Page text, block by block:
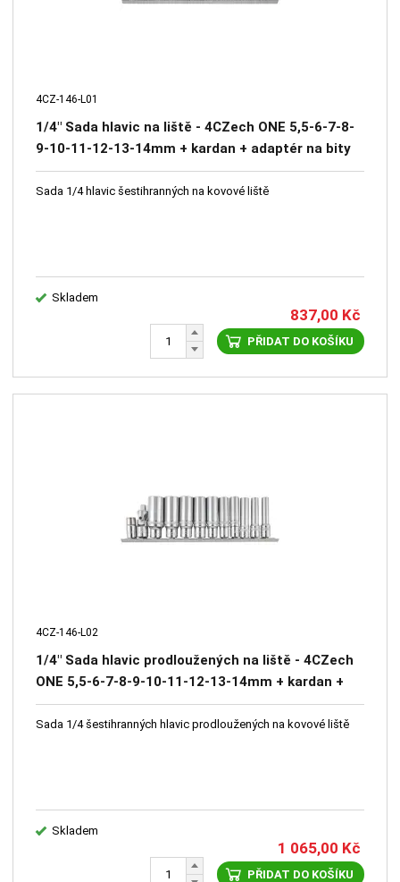
4CZ-146-L01
1/4" Sada hlavic na liště - 4CZech ONE 5,5-6-7-8-
9-10-11-12-13-14mm + kardan + adaptér na bity
1/4"
Sada 1/4 hlavic šestihranných na kovové liště
Skladem
837,00 Kč
PŘIDAT DO KOŠÍKU
4CZ-146-L02
1/4" Sada hlavic prodloužených na liště - 4CZech
ONE 5,5-6-7-8-9-10-11-12-13-14mm + kardan +
adaptér na bity 1/4"
Sada 1/4 šestihranných hlavic prodloužených na kovové liště
Skladem
1 065,00 Kč
PŘIDAT DO KOŠÍKU